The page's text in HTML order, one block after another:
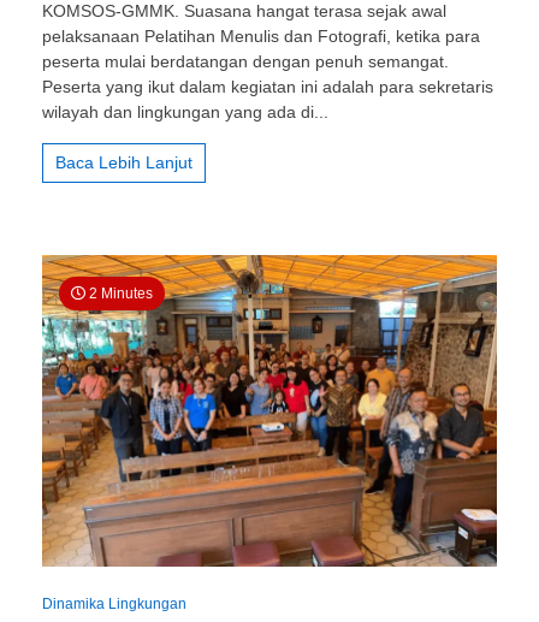
Menulis
dan
Fotografi
bagi
KOMSOS-GMMK. Suasana hangat terasa sejak awal
pelaksanaan Pelatihan Menulis dan Fotografi, ketika para
peserta mulai berdatangan dengan penuh semangat.
Peserta yang ikut dalam kegiatan ini adalah para sekretaris
wilayah dan lingkungan yang ada di...
Baca Lebih Lanjut
2 Minutes
Dinamika Lingkungan